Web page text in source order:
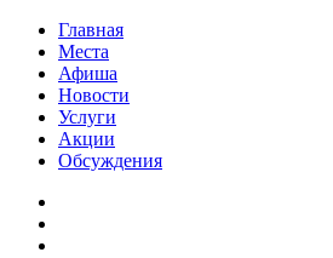
Главная
Места
Афиша
Новости
Услуги
Акции
Обсуждения